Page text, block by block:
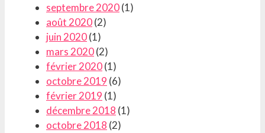
septembre 2020(1)
août 2020(2)
juin 2020(1)
mars 2020(2)
février 2020(1)
octobre 2019 (6)
février 2019 (1)
décembre 2018 (1)
octobre 2018 (2)